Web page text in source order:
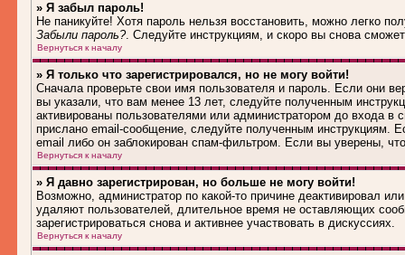
» Я забыл пароль!
Не паникуйте! Хотя пароль нельзя восстановить, можно легко
Забыли пароль?. Следуйте инструкциям, и скоро вы снова
Вернуться к началу
» Я только что зарегистрировался, но не могу войти!
Сначала проверьте свои имя пользователя и пароль. Если они
вы указали, что вам менее 13 лет, следуйте полученным
активированы пользователями или администратором до входа
прислано email-сообщение, следуйте полученным инструкциям.
email либо он заблокирован спам-фильтром. Если вы уверены,
Вернуться к началу
» Я давно зарегистрирован, но больше не могу войти!
Возможно, администратор по какой-то причине деактивировал
удаляют пользователей, длительное время не оставляющих
зарегистрироваться снова и активнее участвовать в дискуссиях.
Вернуться к началу